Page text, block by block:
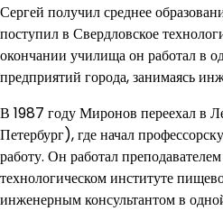
Сергей получил среднее
поступил в Свердловское
окончании училища он работал в
предприятий города, занимаясь
В 1987 году Миронов переехал в
Петербург), где начал
работу. Он работал
технологическом институте
инженерным консультантом в